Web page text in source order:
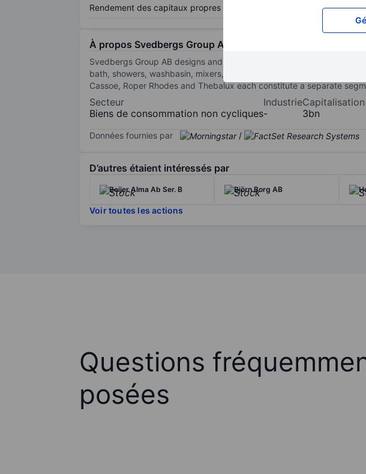
Rendement des capitaux propres
À propos Svedbergs Group AB
Svedbergs Group AB designs and manufactures bathroom interiors
bath, showers, washbasin, mixers, heated towel rails, accessories,
Cassoe, Roper Rhodes and Thebalux each constitute a separate
Secteur
Biens de consommation non cycliques
Industrie
-
Capitalisation
3bn
Données fournies par /
D’autres étaient intéressés par
Beijer Alma Ab Ser. B Björn Borg AB
Voir toutes les actions
Questions
posées